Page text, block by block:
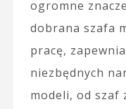
ogromne
dobrana szafa
pracę,
niezbędnych
modeli, od szaf